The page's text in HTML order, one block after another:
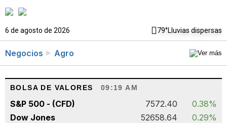
6 de agosto de 2026 79°Lluvias dispersas
Negocios Agro
BOLSA DE VALORES 09:19 AM
S&P 500 - (CFD) 7572.40
0.38%
Dow Jones
52658.64
0.29%